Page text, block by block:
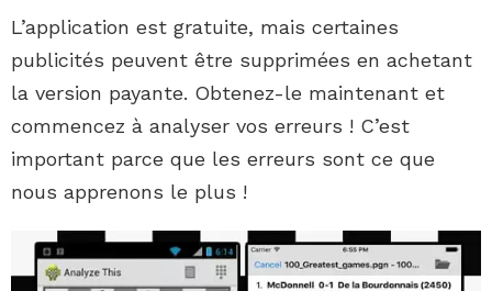
L’application est gratuite, mais certaines
publicités peuvent être supprimées en achetant
la version payante. Obtenez-le maintenant et
commencez à analyser vos erreurs ! C’est
important parce que les erreurs sont ce que
nous apprenons le plus !